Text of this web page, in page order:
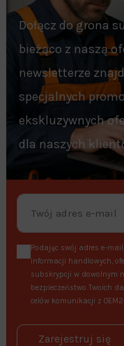
Dołącz do grona
bieżąco z naszą
newsletterze
specjalnych
ekskluzywnych
dla naszych
Podając swój adres e-
informacji handlowych,
subskrypcji w dowolnym
bezpieczeństwo Twoich
celów komunikacji z
Zarejestruj się